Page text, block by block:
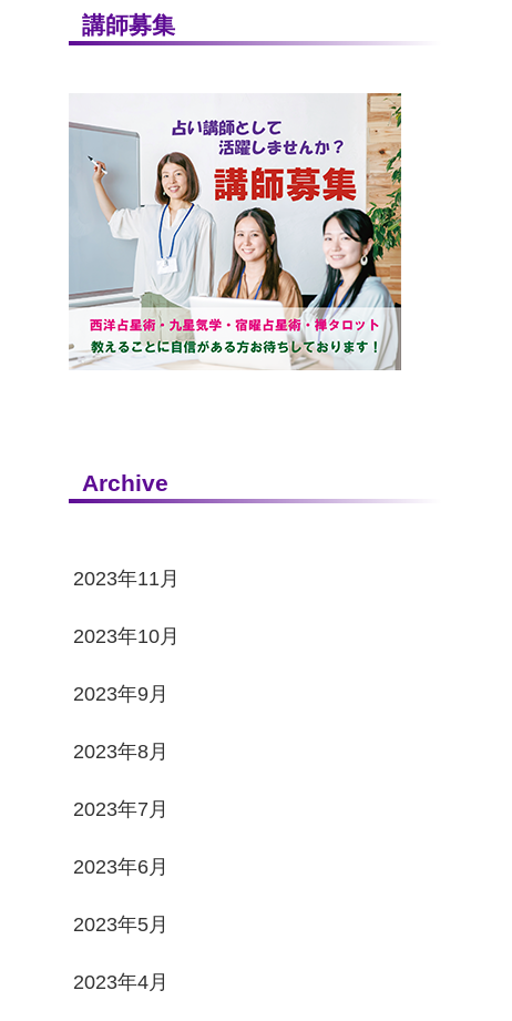
講師募集
Archive
2023年11月
2023年10月
2023年9月
2023年8月
2023年7月
2023年6月
2023年5月
2023年4月